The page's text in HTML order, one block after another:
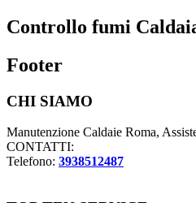
Controllo fumi
Footer
CHI SIAMO
Manutenzione Caldaie Roma,
CONTATTI:
Telefono: 3938512487